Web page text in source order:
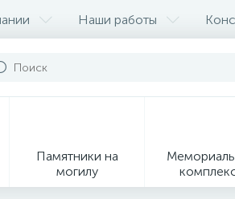
Наши работы
Памятники на
могилу